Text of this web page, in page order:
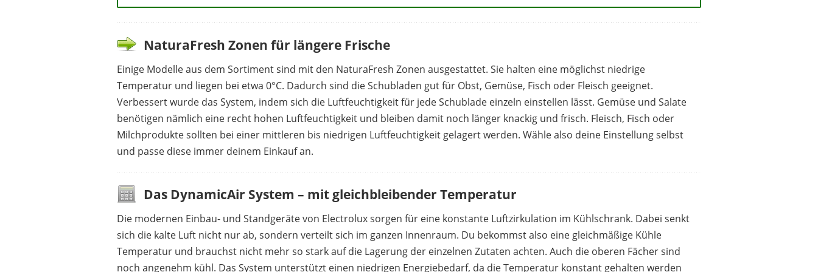
NaturaFresh Zonen für längere Frische
Einige Modelle aus dem Sortiment sind mit den NaturaFresh Zonen ausgestattet. Sie halten eine möglichst niedrige
Temperatur und liegen bei etwa 0°C. Dadurch sind die Schubladen gut für Obst, Gemüse, Fisch oder Fleisch geeignet.
Verbessert wurde das System, indem sich die Luftfeuchtigkeit für jede Schublade einzeln einstellen lässt. Gemüse und Salate
benötigen nämlich eine recht hohen Luftfeuchtigkeit und bleiben damit noch länger knackig und frisch. Fleisch, Fisch oder
Milchprodukte sollten bei einer mittleren bis niedrigen Luftfeuchtigkeit gelagert werden. Wähle also deine Einstellung selbst
und passe diese immer deinem Einkauf an.
Das DynamicAir System – mit gleichbleibender Temperatur
Die modernen Einbau- und Standgeräte von Electrolux sorgen für eine konstante Luftzirkulation im Kühlschrank. Dabei senkt
sich die kalte Luft nicht nur ab, sondern verteilt sich im ganzen Innenraum. Du bekommst also eine gleichmäßige Kühle
Temperatur und brauchst nicht mehr so stark auf die Lagerung der einzelnen Zutaten achten. Auch die oberen Fächer sind
noch angenehm kühl. Das System unterstützt einen niedrigen Energiebedarf, da die Temperatur konstant gehalten werden